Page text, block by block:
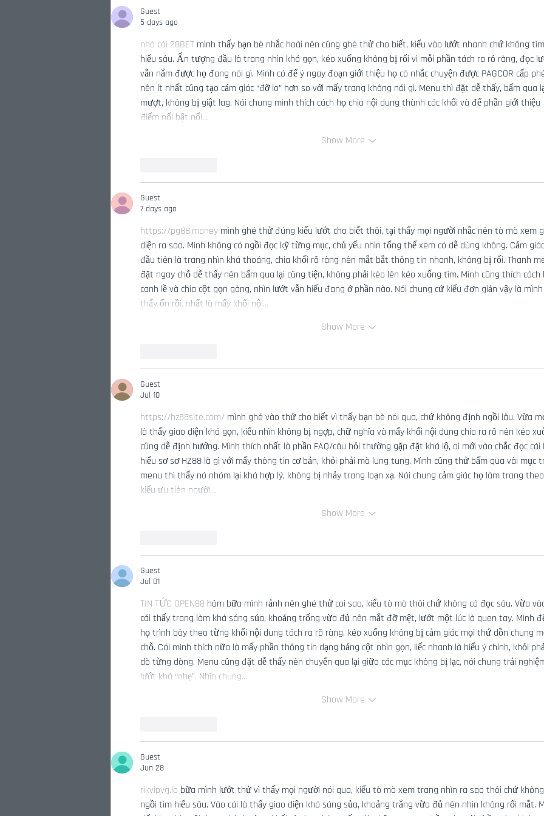
and Space Force
Guest
5 days ago
nhà cái 28BET mình thấy bạn bè nhắc hoài nên cũng ghé thử cho biết, kiểu vào lướt nhanh chứ không tìm
hiểu sâu. Ấn tượng đầu là trang nhìn khá gọn, kéo xuống không bị rối vì mỗi phần tách ra rõ ràng, đọc
vẫn nắm được họ đang nói gì. Mình có để ý ngay đoạn giới thiệu họ có nhắc chuyện được PAGCOR cấp
nên ít nhất cũng tạo cảm giác “đỡ lo” hơn so với mấy trang không nói gì. Menu thì đặt dễ thấy, bấm qua
mượt, không bị giật lag. Nói chung mình thích cách họ chia nội dung thành các khối và để phần giới thiệu
điểm nổi bật nổi…
Show More
Guest
7 days ago
https://pg88.money mình ghé thử đúng kiểu lướt cho biết thôi, tại thấy mọi người nhắc nên tò mò xem
diện ra sao. Mình không có ngồi đọc kỹ từng mục, chủ yếu nhìn tổng thể xem có dễ dùng không. Cảm giác
đầu tiên là trang nhìn khá thoáng, chia khối rõ ràng nên mắt bắt thông tin nhanh, không bị rối. Thanh
đặt ngay chỗ dễ thấy nên bấm qua lại cũng tiện, không phải kéo lên kéo xuống tìm. Mình cũng thích cách
canh lề và chia cột gọn gàng, nhìn lướt vẫn hiểu đang ở phần nào. Nói chung cứ kiểu đơn giản vậy là mình
thấy ổn rồi, nhất là mấy khối nội…
Show More
Guest
Jul 10
https://hz88site.com/ mình ghé vào thử cho biết vì thấy bạn bè nói qua, chứ không định ngồi lâu. Vừa
là thấy giao diện khá gọn, kiểu nhìn không bị ngợp, chữ nghĩa và mấy khối nội dung chia ra rõ nên kéo
cũng dễ định hướng. Mình thích nhất là phần FAQ/câu hỏi thường gặp đặt khá lộ, ai mới vào chắc đọc cái
hiểu sơ sơ HZ88 là gì với mấy thông tin cơ bản, khỏi phải mò lung tung. Mình cũng thử bấm qua vài mục
menu thì thấy nó nhóm lại khá hợp lý, không bị nhảy trang loạn xạ. Nói chung cảm giác họ làm trang theo
kiểu ưu tiên người…
Show More
Guest
Jul 01
TIN TỨC OPEN88 hôm bữa mình rảnh nên ghé thử coi sao, kiểu tò mò thôi chứ không có đọc sâu. Vừa
cái thấy trang làm khá sáng sủa, khoảng trống vừa đủ nên mắt đỡ mệt, lướt một lúc là quen tay. Mình
họ trình bày theo từng khối nội dung tách ra rõ ràng, kéo xuống không bị cảm giác mọi thứ dồn chung
chỗ. Cái mình thích nữa là mấy phần thông tin dạng bảng cột nhìn gọn, liếc nhanh là hiểu ý chính, khỏi
dò từng dòng. Menu cũng đặt dễ thấy nên chuyển qua lại giữa các mục không bị lạc, nói chung trải
lướt khá “nhẹ”. Nhìn chung…
Show More
Guest
Jun 28
rikvipvg.io bữa mình lướt thử vì thấy mọi người nói qua, kiểu tò mò xem trang nhìn ra sao thôi chứ
ngồi tìm hiểu sâu. Vào cái là thấy giao diện khá sáng sủa, khoảng trắng vừa đủ nên nhìn không rối mắt.